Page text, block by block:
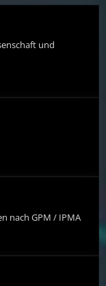
und
nach GPM / IPMA